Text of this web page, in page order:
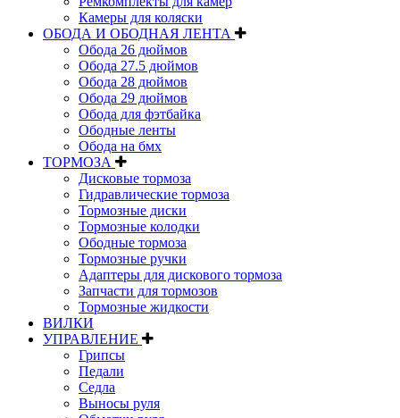
Камеры для коляски
ОБОДА И ОБОДНАЯ ЛЕНТА
Обода 26 дюймов
Обода 27.5 дюймов
Обода 28 дюймов
Обода 29 дюймов
Обода для фэтбайка
Ободные ленты
Обода на бмх
ТОРМОЗА
Дисковые тормоза
Гидравлические тормоза
Тормозные диски
Тормозные колодки
Ободные тормоза
Тормозные ручки
Адаптеры для дискового тормоза
Запчасти для тормозов
Тормозные жидкости
ВИЛКИ
УПРАВЛЕНИЕ
Грипсы
Педали
Седла
Выносы руля